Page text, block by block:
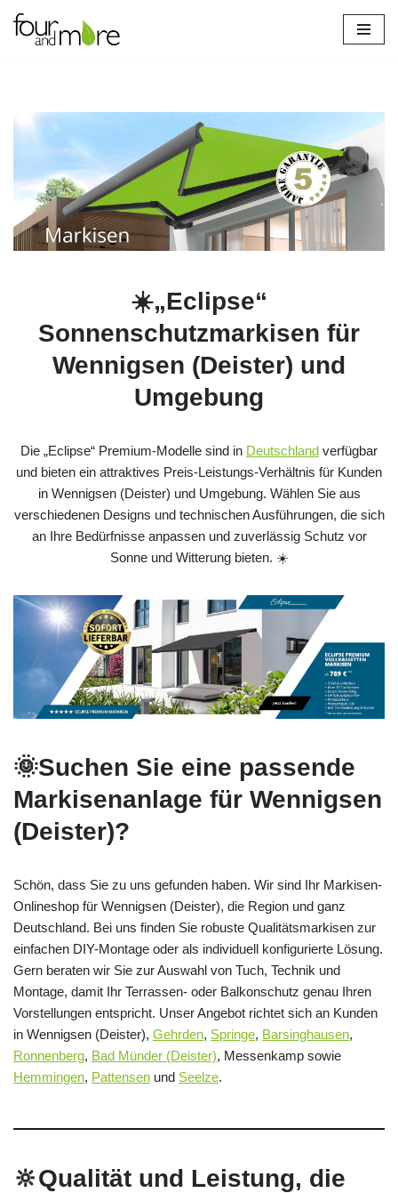
Zum
☀️„Eclipse“
Sonnenschutzmarkisen für
Wennigsen (Deister) und
Umgebung
Die „Eclipse“ Premium-Modelle sind in Deutschland verfügbar
und bieten ein attraktives Preis-Leistungs-Verhältnis für Kunden
in Wennigsen (Deister) und Umgebung. Wählen Sie aus
verschiedenen Designs und technischen Ausführungen, die sich
an Ihre Bedürfnisse anpassen und zuverlässig Schutz vor
Sonne und Witterung bieten. ☀️
🌞Suchen Sie eine passende
Markisenanlage für Wennigsen
(Deister)?
Schön, dass Sie zu uns gefunden haben. Wir sind Ihr Markisen-
Onlineshop für Wennigsen (Deister), die Region und ganz
Deutschland. Bei uns finden Sie robuste Qualitätsmarkisen zur
einfachen DIY-Montage oder als individuell konfigurierte Lösung.
Gern beraten wir Sie zur Auswahl von Tuch, Technik und
Montage, damit Ihr Terrassen- oder Balkonschutz genau Ihren
Vorstellungen entspricht. Unser Angebot richtet sich an Kunden
in Wennigsen (Deister), Gehrden, Springe, Barsinghausen,
Ronnenberg, Bad Münder (Deister), Messenkamp sowie
Hemmingen, Pattensen und Seelze.
🔆Qualität und Leistung, die